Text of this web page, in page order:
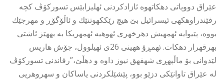
عێراق دووپاتى دهكاتهوه ئازادكردنى ئهلیزابێس تسوركۆڤ كچه
رفێندراوهكهى ئیسرائیل بێ هیچ رێككهوتنێك و ئاڵۆگۆڕ و مهرجێك
بووه، پێیوایه ئهمهیش دهرخهرى ئهوهیه ئهمهریكا به بههێز ئاشتى
بهرقهرار دهكات. ئهمڕۆ ههینى 26ى ئهیلوول، جۆش هاریس
لێدوانى بۆ ماڵپهڕى شهفهق نیوز داوه و دهڵێ،”رفاندنى تسوركۆڤ
له عێراق تاوانێكى دزێو بوو، پێشێلكردنى یاساكان و سهروهریى